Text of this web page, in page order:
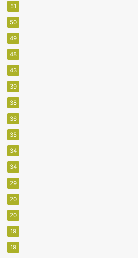
51
50
49
48
43
39
38
36
35
34
34
29
20
20
19
19